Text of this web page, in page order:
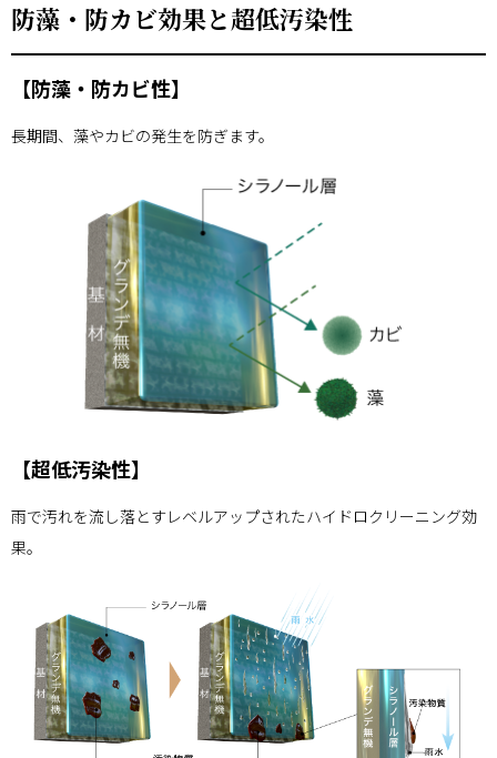
防藻・防カビ効果と超低汚染性
【防藻・防カビ性】
長期間、藻やカビの発生を防ぎます。
【超低汚染性】
雨で汚れを流し落とすレベルアップされたハイドロクリーニング効
果。